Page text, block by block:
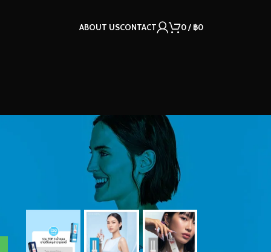
ABOUT USCONTACT 0/ ฿0
OUR INSTAGRAM